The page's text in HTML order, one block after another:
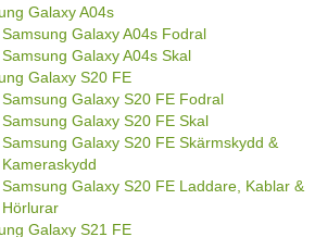
Galaxy A04s
Samsung Galaxy A04s Fodral
Samsung Galaxy A04s Skal
Galaxy S20 FE
Samsung Galaxy S20 FE Fodral
Samsung Galaxy S20 FE Skal
Samsung Galaxy S20 FE Skärmskydd &
Kameraskydd
Samsung Galaxy S20 FE Laddare, Kablar &
Hörlurar
Galaxy S21 FE